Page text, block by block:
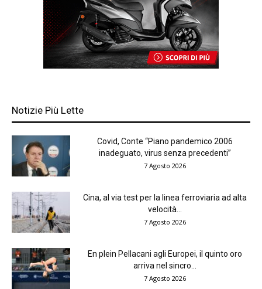
Notizie Più Lette
Covid, Conte “Piano pandemico 2006
inadeguato, virus senza precedenti”
7 Agosto 2026
Cina, al via test per la linea ferroviaria ad alta
velocità...
7 Agosto 2026
En plein Pellacani agli Europei, il quinto oro
arriva nel sincro...
7 Agosto 2026